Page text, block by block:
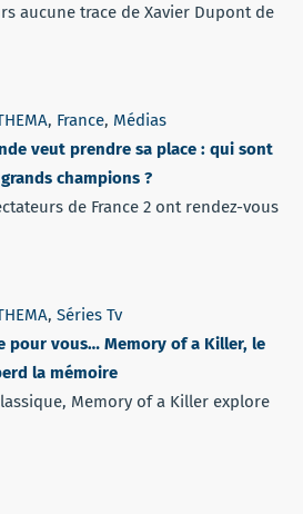
aucune trace de Xavier Dupont de
, France, Médias
veut prendre sa place : qui sont
champions ?
de France 2 ont rendez-vous
, Séries Tv
pour vous… Memory of a Killer, le
la mémoire
Memory of a Killer explore